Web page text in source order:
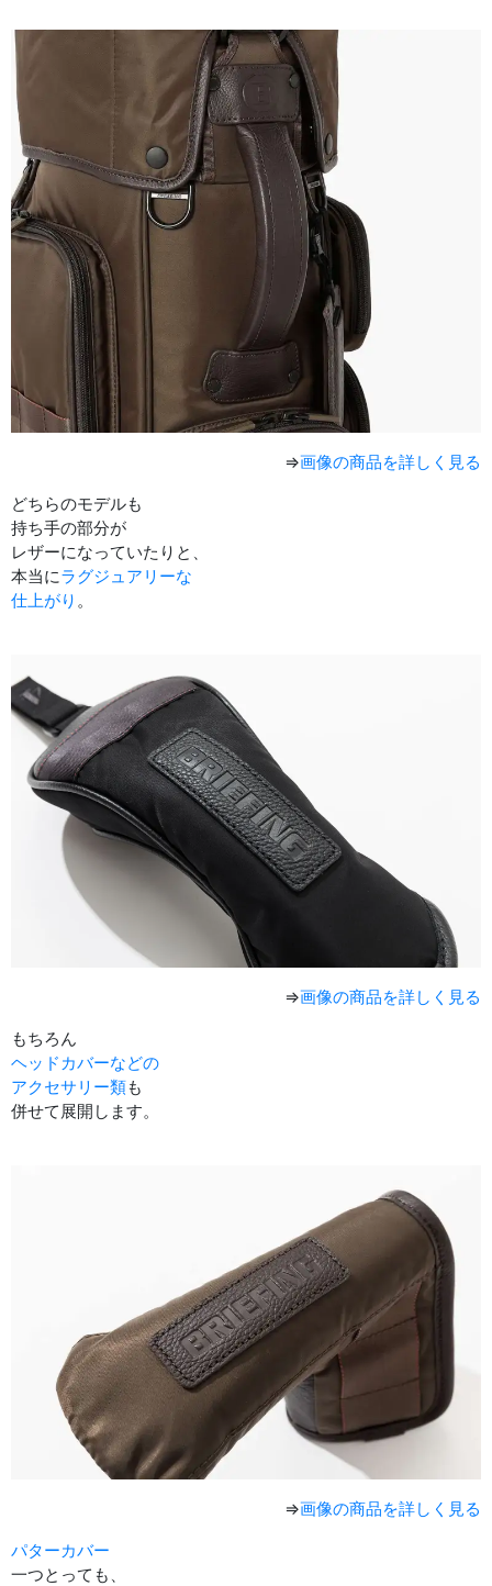
⇒画像の商品を詳しく見る
どちらのモデルも
持ち手の部分が
レザーになっていたりと、
本当にラグジュアリーな
仕上がり 。
⇒画像の商品を詳しく見る
もちろん
ヘッドカバーなどの
アクセサリー類も
併せて展開します。
⇒画像の商品を詳しく見る
パターカバー
一つとっても、